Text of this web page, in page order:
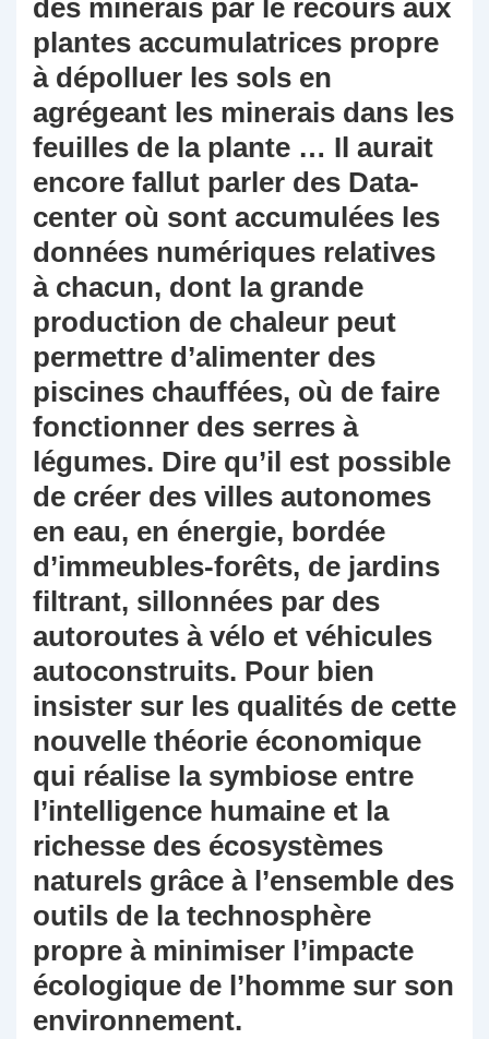
des minerais par le recours aux
plantes accumulatrices propre
à dépolluer les sols en
agrégeant les minerais dans les
feuilles de la plante … Il aurait
encore fallut parler des Data-
center où sont accumulées les
données numériques relatives
à chacun, dont la grande
production de chaleur peut
permettre d’alimenter des
piscines chauffées, où de faire
fonctionner des serres à
légumes. Dire qu’il est possible
de créer des villes autonomes
en eau, en énergie, bordée
d’immeubles-forêts, de jardins
filtrant, sillonnées par des
autoroutes à vélo et véhicules
autoconstruits. Pour bien
insister sur les qualités de cette
nouvelle théorie économique
qui réalise la symbiose entre
l’intelligence humaine et la
richesse des écosystèmes
naturels grâce à l’ensemble des
outils de la technosphère
propre à minimiser l’impacte
écologique de l’homme sur son
environnement.